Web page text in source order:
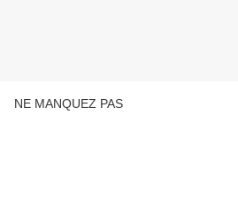
NE MANQUEZ PAS